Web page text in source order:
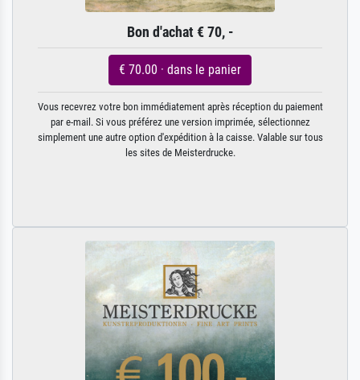
Bon d'achat € 70, -
€ 70.00 · dans le panier
Vous recevrez votre bon immédiatement après réception du paiement
par e-mail. Si vous préférez une version imprimée, sélectionnez
simplement une autre option d'expédition à la caisse. Valable sur tous
les sites de Meisterdrucke.